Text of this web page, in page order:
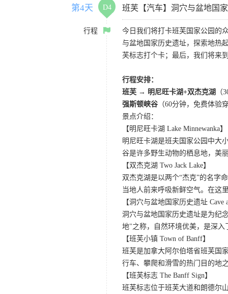
第4天 D4 班芙【汽车】洞穴与盆地国
行程
今日我们将打卡班芙国家公园的
与盆地国家历史遗址，探索地热
芙标志打个卡；最后，我们将来
行程安排：
班芙 → 明尼旺卡湖+双杰克湖
强斯顿峡谷 （60分钟，免费体
景点介绍：
【明尼旺卡湖 Lake Minnewanka】
明尼旺卡湖是班夫国家公园中大
谷是许多野生动物的栖息地，美
【双杰克湖 Two Jack Lake】
双杰克湖是以两个“杰克”的名字
当地人前来呼吸新鲜空气。在这
【洞穴与盆地国家历史遗址 Cave
洞穴与盆地国家历史遗址是为纪
地"之称，自然环境优美，是深
【班芙小镇 Town of Banff】
班芙是加拿大阿尔伯塔省班芙国
行车、攀爬和滑雪的热门目的地
【班芙标志 The Banff Sign】
班芙标志位于班芙大道和朗德尔